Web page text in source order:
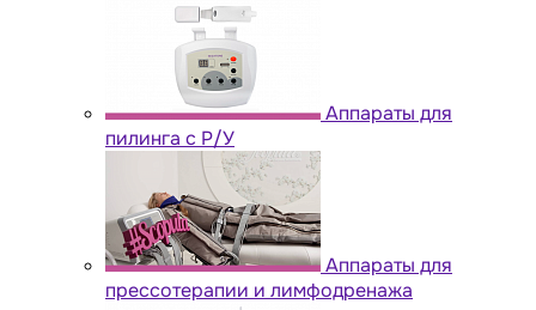
Аппараты для
пилинга с Р/У
Аппараты для
прессотерапии и лимфодренажа